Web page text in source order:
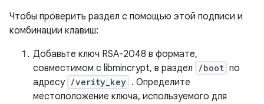
Чтобы проверить раздел с помощью этой подписи и
комбинации клавиш:
Добавьте ключ RSA-2048 в формате,
совместимом с libmincrypt, в раздел
/boot по
адресу /verity_key . Определите
местоположение ключа, используемого для